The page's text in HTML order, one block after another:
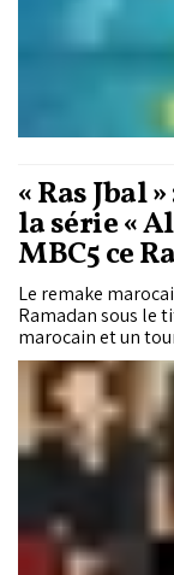
« Ras Jbal
la série «
MBC5 ce
Le remake
Ramadan sous le
marocain et un
serrés.
curiosité et
vidéos partagées
déjà bien
diffusion. Le
cette version
des plus grands